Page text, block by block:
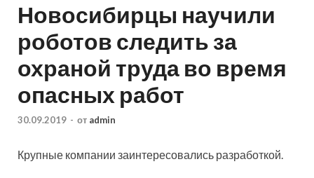
Новосибирцы научили
роботов следить за
охраной труда во время
опасных работ
30.09.2019 - от admin
Крупные компании заинтересовались разработкой.